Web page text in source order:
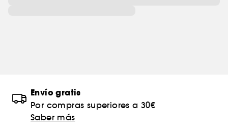
Envío gratis
Por compras superiores a 30€
Saber más